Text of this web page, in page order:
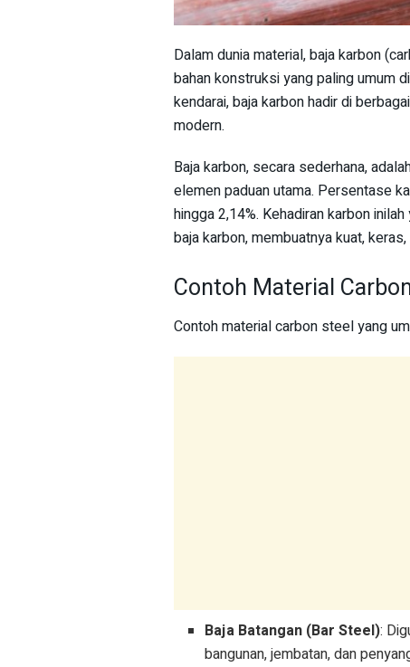
Dalam dunia material, baja karbon
bahan konstruksi yang paling umum
kendarai, baja karbon hadir di
modern.
Baja karbon, secara sederhana,
elemen paduan utama. Persentase
hingga 2,14%. Kehadiran karbon
baja karbon, membuatnya kuat,
Contoh Material
Contoh material carbon steel yang
Baja Batangan (Bar Steel):
bangunan, jembatan, dan